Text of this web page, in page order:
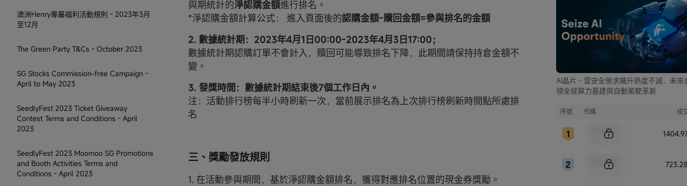
澳洲Henry專屬福利活動規則 - 2023年3月
至12月
The Green Party T&Cs - October 2023
SG Stocks Commission-free Campaign -
April to May 2023
SeedlyFest 2023 Ticket Giveaway
Contest Terms and Conditions - April
2023
SeedlyFest 2023 Moomoo SG Promotions
and Booth Activities Terms and
Conditions - April 2023
與期統計的淨認購金額進行排名。
*淨認購金額計算公式： 進入頁面後的認購金額-贖回金額=參與排名的金額
2. 數據統計期：2023年4月1日00:00-2023年4月3日17:00；
數據統計期認購訂單不會計入，贖回可能導致排名下降，此期間請保持持倉金額不
變。
3. 發獎時間：數據統計期結束後7個工作日內。
注：活動排行榜每半小時刷新一次，當前展示排名為上次排行榜刷新時間點所處排
名
三、獎勵發放規則
1. 在活動參與期間，基於淨認購金額排名，獲得對應排名位置的現金券獎勵。
AI晶片、雲安全需求飆升熱度不減，未來
領全球算力基建與自動駕駛革新
序號 代碼 成